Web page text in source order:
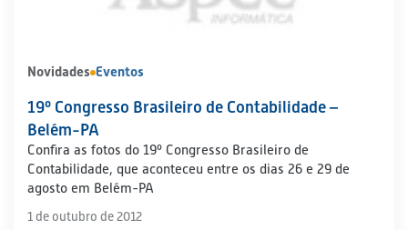
Novidades Eventos
19º Congresso Brasileiro de Contabilidade –
Belém-PA
Confira as fotos do 19º Congresso Brasileiro de
Contabilidade, que aconteceu entre os dias 26 e 29 de
agosto em Belém-PA
1 de outubro de 2012